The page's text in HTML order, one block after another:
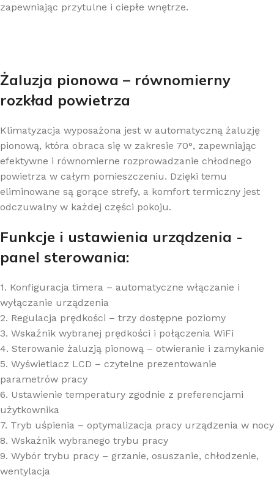
zapewniając przytulne i ciepłe wnętrze.
Żaluzja pionowa – równomierny
rozkład powietrza
Klimatyzacja wyposażona jest w automatyczną żaluzję
pionową, która obraca się w zakresie 70°, zapewniając
efektywne i równomierne rozprowadzanie chłodnego
powietrza w całym pomieszczeniu. Dzięki temu
eliminowane są gorące strefy, a komfort termiczny jest
odczuwalny w każdej części pokoju.
Funkcje i ustawienia urządzenia -
panel sterowania:
1. Konfiguracja timera – automatyczne włączanie i
wyłączanie urządzenia
2. Regulacja prędkości – trzy dostępne poziomy
3. Wskaźnik wybranej prędkości i połączenia WiFi
4. Sterowanie żaluzją pionową – otwieranie i zamykanie
5. Wyświetlacz LCD – czytelne prezentowanie
parametrów pracy
6. Ustawienie temperatury zgodnie z preferencjami
użytkownika
7. Tryb uśpienia – optymalizacja pracy urządzenia w nocy
8. Wskaźnik wybranego trybu pracy
9. Wybór trybu pracy – grzanie, osuszanie, chłodzenie,
wentylacja